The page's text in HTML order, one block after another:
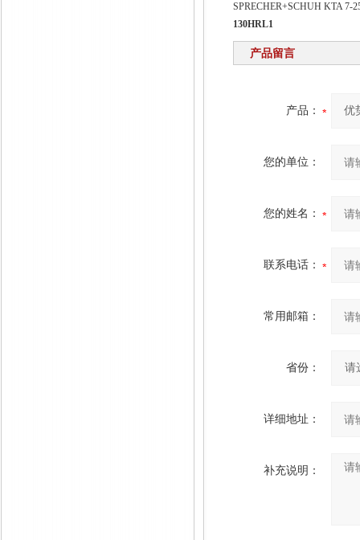
SPRECHER+SCHUH KTA 7-
130HRL1
产品留言
产品：
您的单位：
您的姓名：
联系电话：
常用邮箱：
省份：
详细地址：
补充说明：